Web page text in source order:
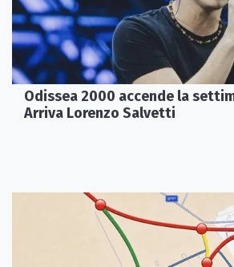
Odissea 2000 accende la
Arriva Lorenzo Salvetti